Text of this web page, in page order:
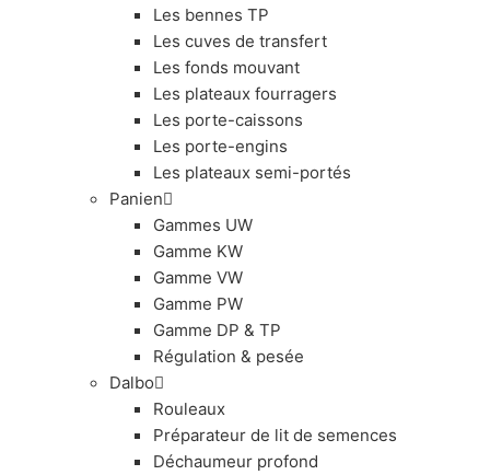
Les bennes TP
Les cuves de transfert
Les fonds mouvant
Les plateaux fourragers
Les porte-caissons
Les porte-engins
Les plateaux semi-portés
Panien
Gammes UW
Gamme KW
Gamme VW
Gamme PW
Gamme DP & TP
Régulation & pesée
Dalbo
Rouleaux
Préparateur de lit de semences
Déchaumeur profond